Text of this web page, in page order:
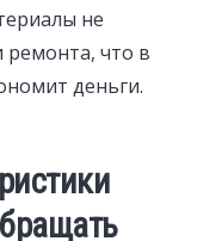
не
ремонта, что в
деньги.